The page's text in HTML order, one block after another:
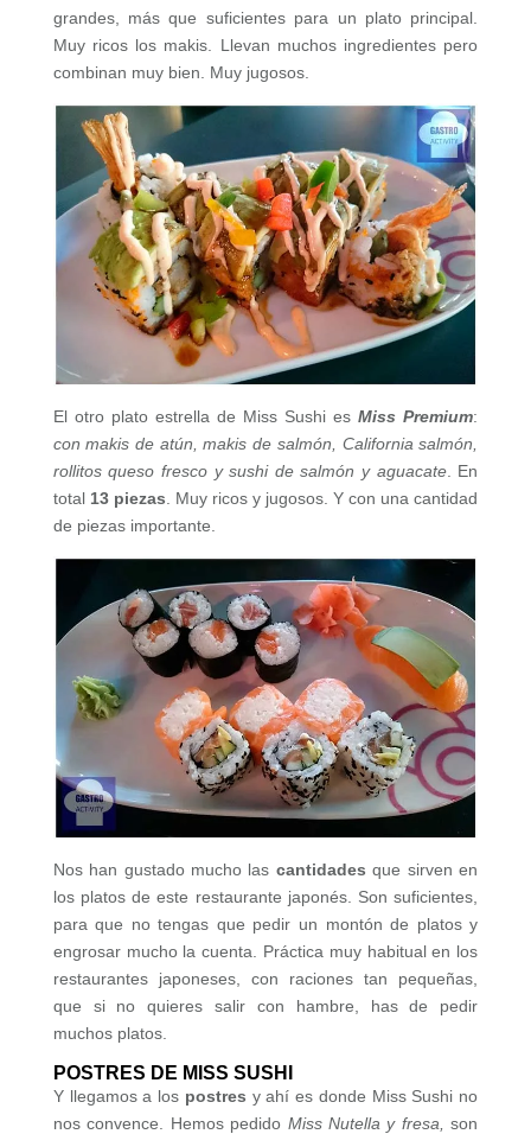
grandes, más que suficientes para un plato principal.
Muy ricos los makis. Llevan muchos ingredientes pero
combinan muy bien. Muy jugosos.
El otro plato estrella de Miss Sushi esMiss Premium:
con makis de atún, makis de salmón, California salmón,
rollitos queso fresco y sushi de salmón y aguacate. En
total 13 piezas . Muy ricos y jugosos. Y con una cantidad
de piezas importante.
Nos han gustado mucho las cantidades que sirven en
los platos de este restaurante japonés. Son suficientes,
para que no tengas que pedir un montón de platos y
engrosar mucho la cuenta. Práctica muy habitual en los
restaurantes japoneses, con raciones tan pequeñas,
que si no quieres salir con hambre, has de pedir
muchos platos.
POSTRES DE MISS SUSHI
Y llegamos a los postres y ahí es donde Miss Sushi no
nos convence. Hemos pedido Miss Nutella y fresa,son